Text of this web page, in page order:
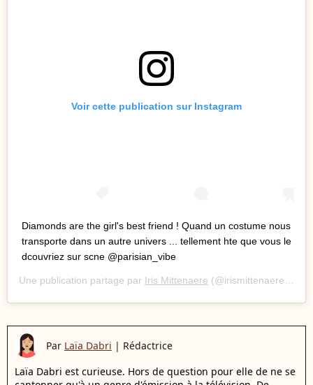
Voir cette publication sur Instagram
Diamonds are the girl's best friend ! Quand un costume nous
transporte dans un autre univers ... tellement hte que vous le
dcouvriez sur scne @parisian_vibe
Une publication partage par Iris Mittenaere (@irismittenaeremf) le
Par Laïa Dabri | Rédactrice
Laïa Dabri est curieuse. Hors de question pour elle de ne se